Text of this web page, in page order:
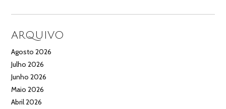
ARQUIVO
Agosto 2026
Julho 2026
Junho 2026
Maio 2026
Abril 2026